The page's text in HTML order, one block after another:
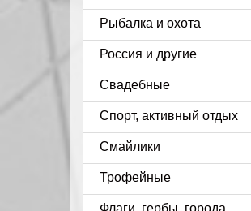
Рыбалка и охота
Россия и другие
Свадебные
Спорт, активный отдых
Смайлики
Трофейные
Флаги, гербы, города